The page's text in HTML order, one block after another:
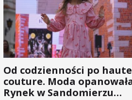
Od codzienności po haute
couture. Moda
Rynek w Sandomierzu